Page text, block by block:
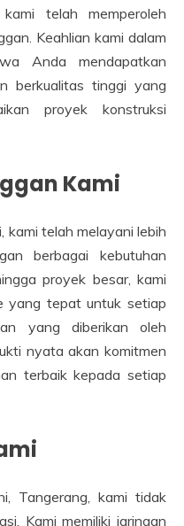
telah memperoleh
Keahlian kami dalam
Anda mendapatkan
berkualitas tinggi yang
proyek konstruksi
Kami
kami telah melayani lebih
berbagai kebutuhan
proyek besar, kami
yang tepat untuk setiap
yang diberikan oleh
nyata akan komitmen
terbaik kepada setiap
Tangerang, kami tidak
Kami memiliki jaringan